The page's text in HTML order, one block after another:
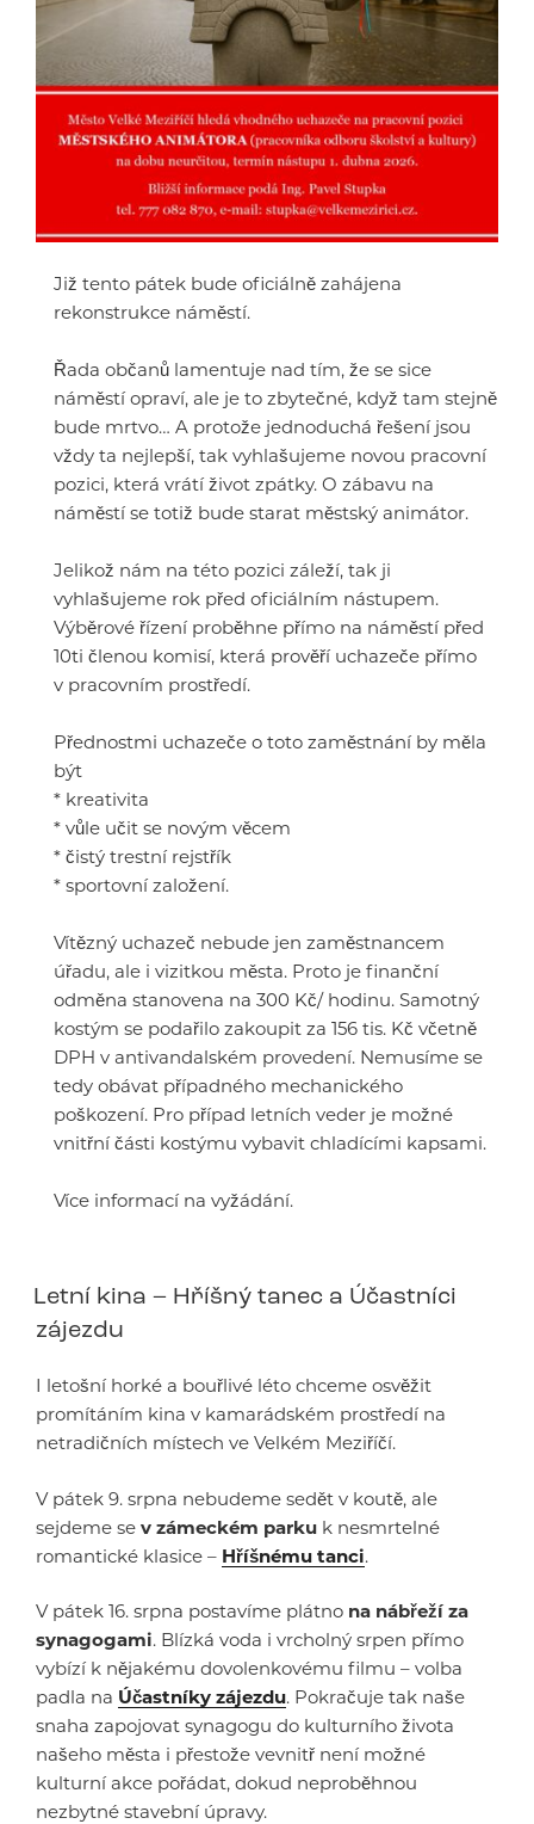
Již tento pátek bude oficiálně zahájena
rekonstrukce náměstí.
Řada občanů lamentuje nad tím, že se sice
náměstí opraví, ale je to zbytečné, když tam stejně
bude mrtvo… A protože jednoduchá řešení jsou
vždy ta nejlepší, tak vyhlašujeme novou pracovní
pozici, která vrátí život zpátky. O zábavu na
náměstí se totiž bude starat městský animátor.
Jelikož nám na této pozici záleží, tak ji
vyhlašujeme rok před oficiálním nástupem.
Výběrové řízení proběhne přímo na náměstí před
10ti členou komisí, která prověří uchazeče přímo
v pracovním prostředí.
Přednostmi uchazeče o toto zaměstnání by měla
být
* kreativita
* vůle učit se novým věcem
* čistý trestní rejstřík
* sportovní založení.
Vítězný uchazeč nebude jen zaměstnancem
úřadu, ale i vizitkou města. Proto je finanční
odměna stanovena na 300 Kč/ hodinu. Samotný
kostým se podařilo zakoupit za 156 tis. Kč včetně
DPH v antivandalském provedení. Nemusíme se
tedy obávat případného mechanického
poškození. Pro případ letních veder je možné
vnitřní části kostýmu vybavit chladícími kapsami.
Více informací na vyžádání.
Letní kina – Hříšný tanec a Účastníci
zájezdu
I letošní horké a bouřlivé léto chceme osvěžit
promítáním kina v kamarádském prostředí na
netradičních místech ve Velkém Meziříčí.
V pátek 9. srpna nebudeme sedět v koutě, ale
sejdeme se v zámeckém parku k nesmrtelné
romantické klasice – Hříšnému tanci.
V pátek 16. srpna postavíme plátno na nábřeží za
synagogami. Blízká voda i vrcholný srpen přímo
vybízí k nějakému dovolenkovému filmu – volba
padla na Účastníky zájezdu. Pokračuje tak naše
snaha zapojovat synagogu do kulturního života
našeho města i přestože vevnitř není možné
kulturní akce pořádat, dokud neproběhnou
nezbytné stavební úpravy.